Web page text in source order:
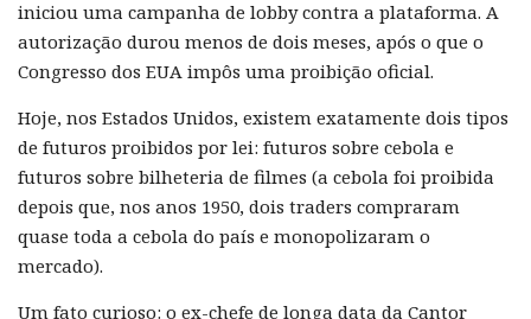
iniciou uma campanha de lobby contra a plataforma. A
autorização durou menos de dois meses, após o que o
Congresso dos EUA impôs uma proibição oficial.
Hoje, nos Estados Unidos, existem exatamente dois tipos
de futuros proibidos por lei: futuros sobre cebola e
futuros sobre bilheteria de filmes (a cebola foi proibida
depois que, nos anos 1950, dois traders compraram
quase toda a cebola do país e monopolizaram o
mercado).
Um fato curioso: o ex-chefe de longa data da Cantor